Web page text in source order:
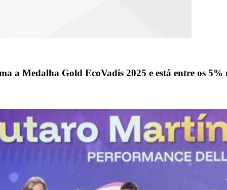
a Medalha Gold EcoVadis 2025 e está entre os 5%